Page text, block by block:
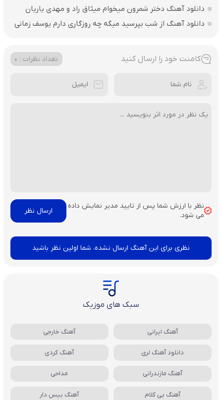
دانلود آهنگ دختر شمرون میخوام میثاق راد و مهدی یاریان
دانلود آهنگ از شب بپرسید میگه چه روزگاری دارم یوسف زمانی
کامنت خود را ارسال کنید تعداد نظرات : 0
نظر با ارزش شما پس از تایید مدیر نمایش داده
می شود.
نظری برای این آهنگ ارسال نشده، شما اولین نظر باشید
سبک های موزیک
آهنگ ایرانی آهنگ خارجی
دانلود آهنگ لری آهنگ کردی
آهنگ مازندرانی مداحی
آهنگ بی کلام آهنگ بیس دار